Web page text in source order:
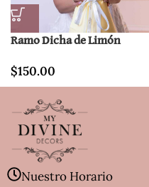
Ramo Dicha de Limón
$150.00
Nuestro Horario